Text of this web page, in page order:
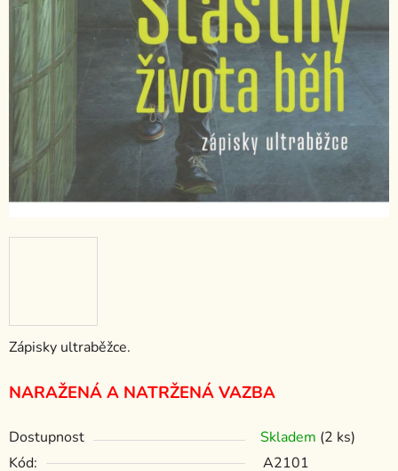
Zápisky ultraběžce.
NARAŽENÁ A NATRŽENÁ VAZBA
Dostupnost Skladem (2 ks)
Kód:
A2101